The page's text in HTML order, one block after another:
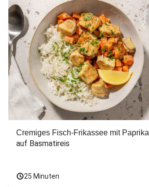
Cremiges Fisch-Frikassee mit Paprika
auf Basmatireis
25 Minuten